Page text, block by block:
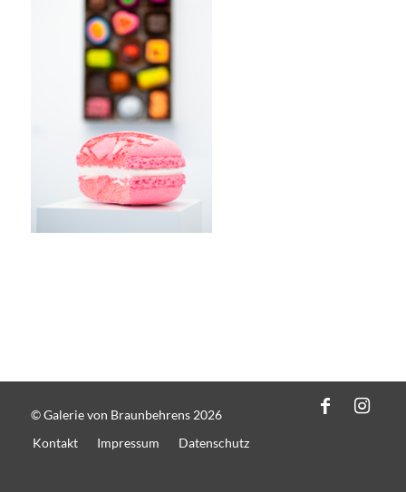
© Galerie von Braunbehrens 2026
Kontakt
Impressum Datenschutz